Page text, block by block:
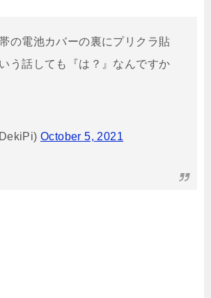
の電池カバーの裏にプリクラ貼
う話しても『は？』なんですか
October 5, 2021